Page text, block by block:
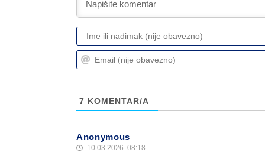
7 KOMENTAR/A
Anonymous
10.03.2026. 08:18